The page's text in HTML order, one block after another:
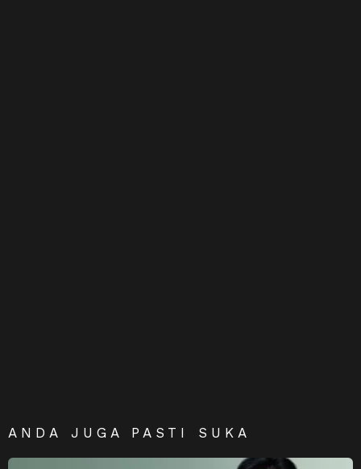
ANDA JUGA PASTI SUKA